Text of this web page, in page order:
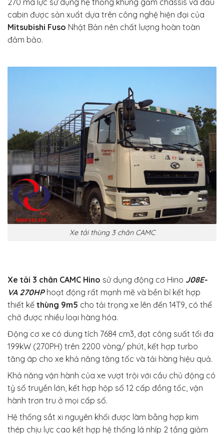
270 mã lực sử dụng hệ thống khung gầm chassis và đầu
cabin được sản xuất dựa trên công nghệ hiện đại của
Mitsubishi Fuso Nhật Bản nên chất lượng hoàn toàn
đảm bảo.
Xe tải thùng 3 chân CAMC
Xe tải 3 chân CAMC Hino sử dụng động cơ Hino J08E-
VA 270HPhoạt động rất mạnh mẽ và bền bỉ kết hợp
thiết kế thùng 9m5 cho tải trọng xe lên đến 14T9, có thể
chở được nhiều loại hàng hóa.
Động cơ xe có dung tích 7684 cm3, đạt công suất tối đa
199kW (270PH) trên 2200 vòng/ phút, kết hợp turbo
tăng áp cho xe khả năng tăng tốc và tải hàng hiệu quả.
Khả năng vận hành của xe vượt trội với cầu chủ động có
tỷ số truyền lớn, kết hợp hộp số 12 cấp đồng tốc, vận
hành trơn tru ở mọi cấp số.
Hệ thống sắt xi nguyên khối được làm bằng hợp kim
thép chịu lực cao kết hợp hệ thống lá nhíp 2 tầng giảm